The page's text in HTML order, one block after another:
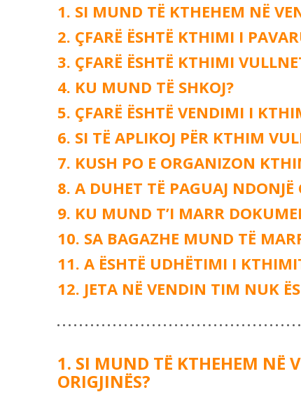
SI MUND TË KTHEHEM NË
ÇFARË ËSHTË KTHIMI I
ÇFARË ËSHTË KTHIMI
KU MUND TË SHKOJ?
ÇFARË ËSHTË VENDIMI I
SI TË APLIKOJ PËR KTHIM
KUSH PO E ORGANIZON
A DUHET TË PAGUAJ NDONJË
KU MUND T’I MARR
SA BAGAZHE MUND TË
A ËSHTË UDHËTIMI I
JETA NË VENDIN TIM NUK
SI MUND TË KTHEHEM NË
ORIGJINËS?